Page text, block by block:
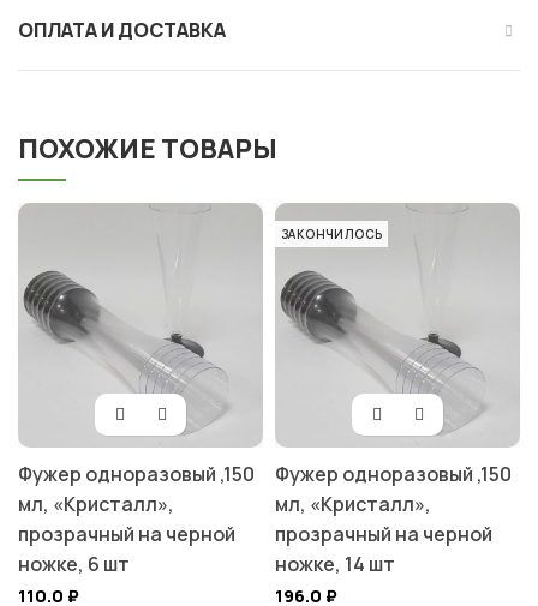
ОПЛАТА И ДОСТАВКА
ПОХОЖИЕ ТОВАРЫ
Фужер одноразовый ,150
мл, «Кристалл»,
прозрачный на черной
ножке, 6 шт
110.0 ₽
ЗАКОНЧИЛОСЬ
Фужер одноразовый ,150
мл, «Кристалл»,
прозрачный на черной
ножке, 14 шт
196.0 ₽